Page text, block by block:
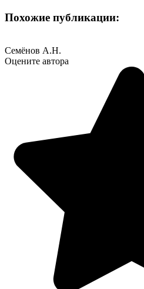
Похожие публикации:
Семёнов А.Н.
Оцените автора